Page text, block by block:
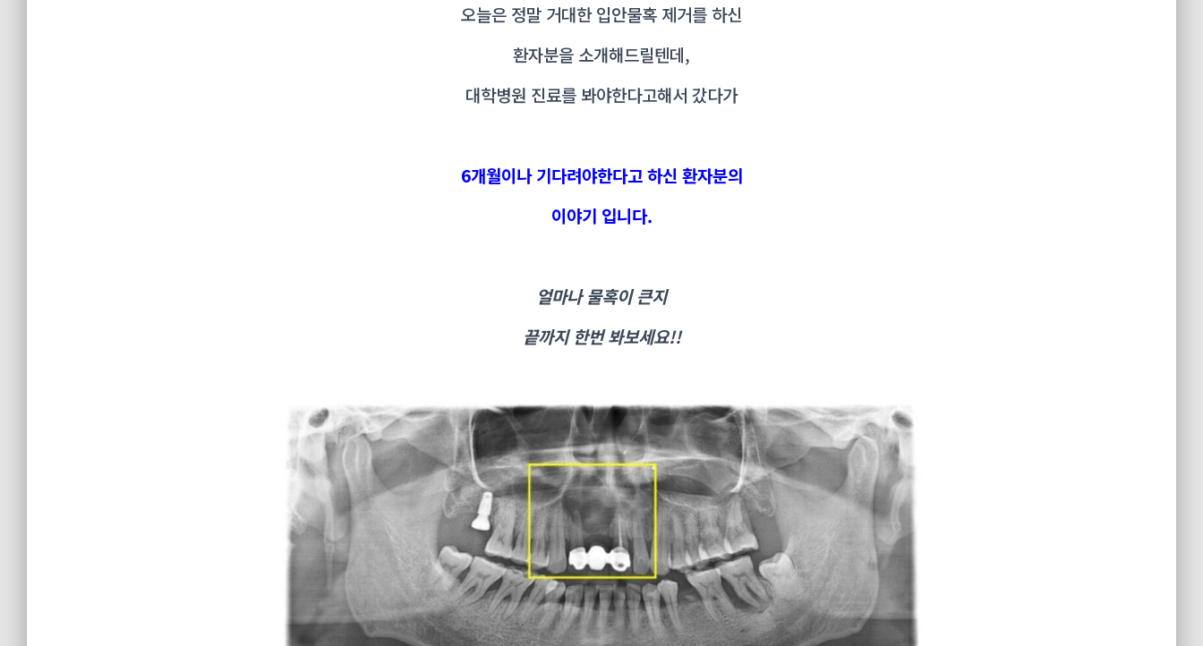
오늘은 정말 거대한 입안물혹 제거를 하신
환자분을 소개해드릴텐데,
대학병원 진료를 봐야한다고해서 갔다가
6개월이나 기다려야한다고 하신 환자분의
이야기 입니다.
얼마나 물혹이 큰지
끝까지 한번 봐보세요!!